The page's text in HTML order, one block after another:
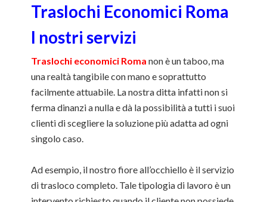
Traslochi Economici Roma
I nostri servizi
Traslochi economici Roma non è un taboo, ma
una realtà tangibile con mano e soprattutto
facilmente attuabile. La nostra ditta infatti non si
ferma dinanzi a nulla e dà la possibilità a tutti i suoi
clienti di scegliere la soluzione più adatta ad ogni
singolo caso.
Ad esempio, il nostro fiore all’occhiello è il servizio
di trasloco completo. Tale tipologia di lavoro è un